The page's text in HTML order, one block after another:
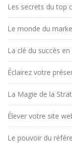
Les secrets du top
Le monde du
La clé du succès
Éclairez votre
La Magie de la
Élever votre site
Le pouvoir du